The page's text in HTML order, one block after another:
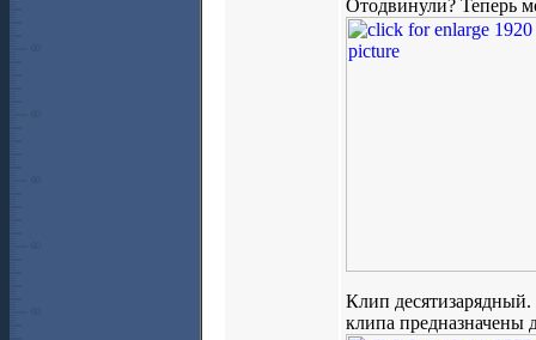
Отодвинули? Теперь
Клип десятизарядный.
клипа предназначены